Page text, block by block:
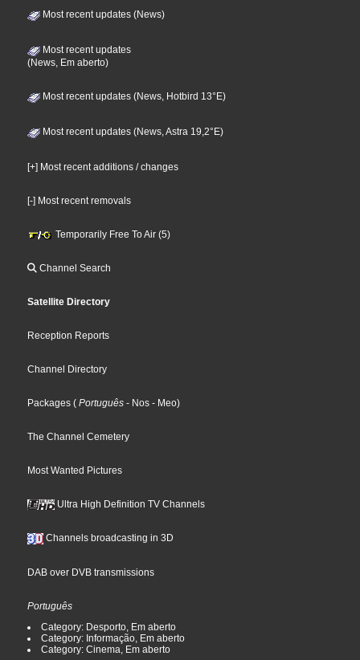
Most recent updates (News)
Most recent updates
(News, Em aberto)
Most recent updates (News, Hotbird 13°E)
Most recent updates (News, Astra 19,2°E)
[+] Most recent additions / changes
[-] Most recent removals
Temporarily Free To Air (5)
Channel Search
Satellite Directory
Reception Reports
Channel Directory
Packages ( Português - Nos - Meo)
The Channel Cemetery
Most Wanted Pictures
Ultra High Definition TV Channels
Channels broadcasting in 3D
DAB over DVB transmissions
Português
Category: Desporto, Em aberto
Category: Informação, Em aberto
Category: Cinema, Em aberto